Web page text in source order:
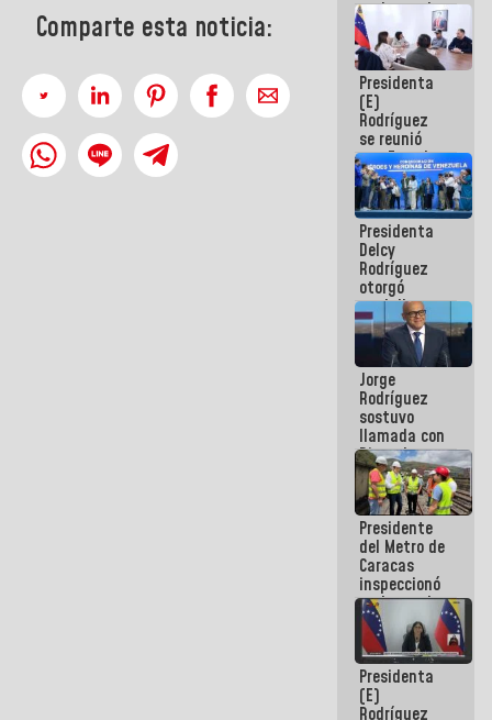
Comparte esta noticia: trabajos de
mantenimiento
e inspección
en la Línea 2
Presidenta
(E)
Rodríguez
se reunió
con Estado
Mayor
Eléctrico
para
abordar
planes de
acción
Presidenta
Delcy
Rodríguez
otorgó
medalla
"Héroe de
Venezuela"
a servidores
públicos
Jorge
Rodríguez
sostuvo
llamada con
Dinorah
Figuera y
acuerdan
primer
encuentro
presencial
para el
diálogo
Presidente
del Metro de
Caracas
inspeccionó
trabajos de
rehabilitación
y
modernización
de la vía
férrea
Presidenta
(E)
Rodríguez